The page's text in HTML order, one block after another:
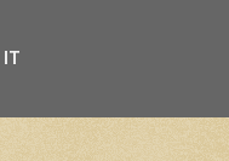
IT